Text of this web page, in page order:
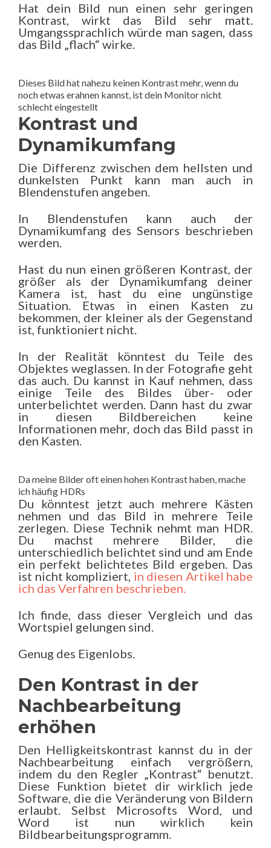
Hat dein Bild nun einen sehr geringen
Kontrast, wirkt das Bild sehr matt.
Umgangssprachlich würde man sagen, dass
das Bild „flach“ wirke.
Dieses Bild hat nahezu keinen Kontrast mehr, wenn du
noch etwas erahnen kannst, ist dein Monitor nicht
schlecht eingestellt
Kontrast und
Dynamikumfang
Die Differenz zwischen dem hellsten und
dunkelsten Punkt kann man auch in
Blendenstufen angeben.
In Blendenstufen kann auch der
Dynamikumfang des Sensors beschrieben
werden.
Hast du nun einen größeren Kontrast, der
größer als der Dynamikumfang deiner
Kamera ist, hast du eine ungünstige
Situation. Etwas in einen Kasten zu
bekommen, der kleiner als der Gegenstand
ist, funktioniert nicht.
In der Realität könntest du Teile des
Objektes weglassen. In der Fotografie geht
das auch. Du kannst in Kauf nehmen, dass
einige Teile des Bildes über- oder
unterbelichtet werden. Dann hast du zwar
in diesen Bildbereichen keine
Informationen mehr, doch das Bild passt in
den Kasten.
Da meine Bilder oft einen hohen Kontrast haben, mache
ich häufig HDRs
Du könntest jetzt auch mehrere Kästen
nehmen und das Bild in mehrere Teile
zerlegen. Diese Technik nehmt man HDR.
Du machst mehrere Bilder, die
unterschiedlich belichtet sind und am Ende
ein perfekt belichtetes Bild ergeben. Das
ist nicht kompliziert, in diesen Artikel habe
ich das Verfahren beschrieben.
Ich finde, dass dieser Vergleich und das
Wortspiel gelungen sind.
Genug des Eigenlobs.
Den Kontrast in der
Nachbearbeitung
erhöhen
Den Helligkeitskontrast kannst du in der
Nachbearbeitung einfach vergrößern,
indem du den Regler „Kontrast“ benutzt.
Diese Funktion bietet dir wirklich jede
Software, die die Veränderung von Bildern
erlaubt. Selbst Microsofts Word, und
Word ist nun wirklich kein
Bildbearbeitungsprogramm.